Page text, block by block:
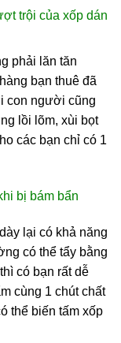
trội của xốp dán
phải lăn tăn
bạn thuê đã
con người cũng
lồi lõm, xùi bọt
các bạn chỉ có 1
bị bám bẩn
lại có khả năng
có thể tẩy bằng
có bạn rất dễ
cùng 1 chút chất
thể biến tấm xốp